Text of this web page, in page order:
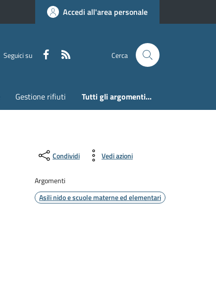
Accedi all'area personale
Seguici su Faceboook Cerca
Gestione rifiuti Tutti gli argomenti...
Condividi Vedi azioni
Argomenti
Asili nido e scuole materne ed elementari